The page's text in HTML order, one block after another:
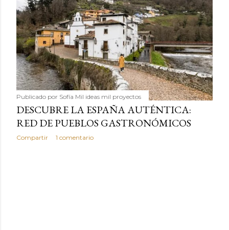
asociar las alubias únicamente a los guisos tradicionales y
copiosos de invierno. Con esta receta simple pero
revolucionaria, transformaremos un ingrediente tan
humilde como la alubia de La Bañeza en un snack ligero,
dorado, cargado de proteína y 100% natural. Es el
sustituto perfecto a los frutos se...
Publicado por Sofía Mil ideas mil proyectos
DESCUBRE LA ESPAÑA AUTÉNTICA:
RED DE PUEBLOS GASTRONÓMICOS
Compartir 1 comentario